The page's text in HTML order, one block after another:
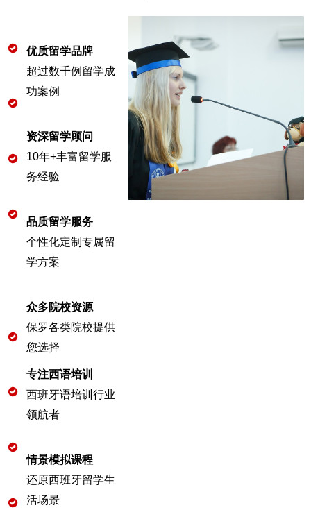
优质留学品牌
超过数千例留学成
功案例
资深留学顾问
10年+丰富留学服
务经验
品质留学服务
个性化定制专属留
学方案
众多院校资源
保罗各类院校提供
您选择
专注西语培训
西班牙语培训行业
领航者
情景模拟课程
还原西班牙留学生
活场景